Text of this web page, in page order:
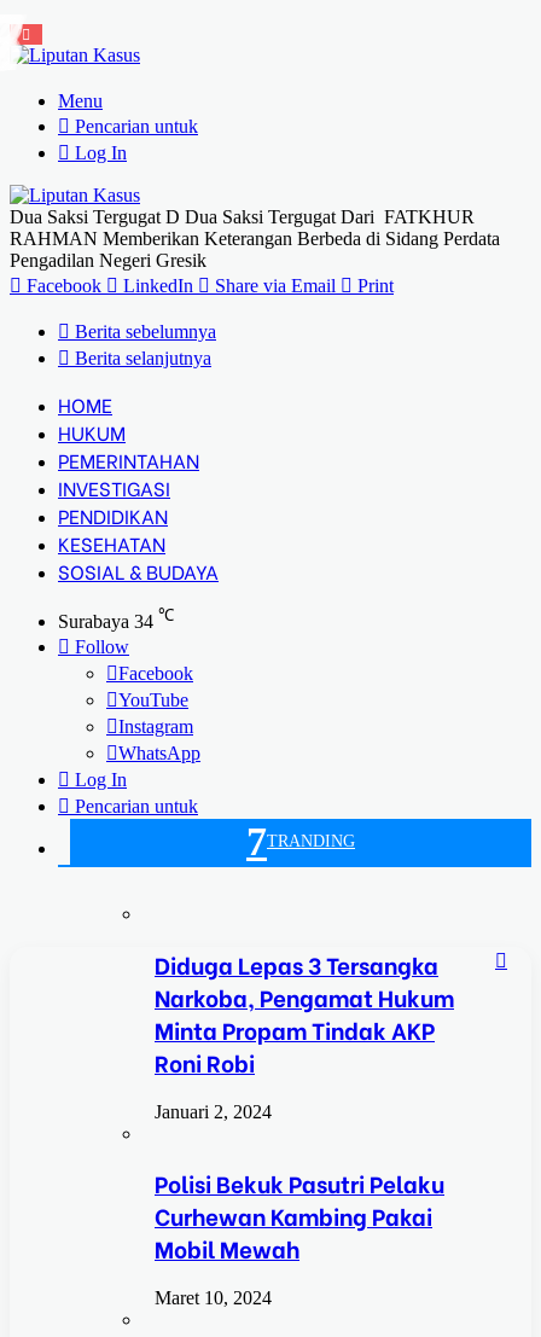
Menu
Pencarian untuk
Log In
Dua Saksi Tergugat D Dua Saksi Tergugat Dari FATKHUR
RAHMAN Memberikan Keterangan Berbeda di Sidang Perdata
Pengadilan Negeri Gresik
Facebook
LinkedIn Share via Email Print
Berita sebelumnya
Berita selanjutnya
HOME
HUKUM
PEMERINTAHAN
INVESTIGASI
PENDIDIKAN
KESEHATAN
SOSIAL & BUDAYA
Surabaya 34 ℃
Follow
Facebook
YouTube
Instagram
WhatsApp
Log In
Pencarian untuk
7TRANDING
Diduga Lepas 3 Tersangka
Narkoba, Pengamat Hukum
Minta Propam Tindak AKP
Roni Robi
Januari 2, 2024
Polisi Bekuk Pasutri Pelaku
Curhewan Kambing Pakai
Mobil Mewah
Maret 10, 2024